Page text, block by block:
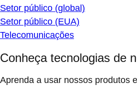
Setor público (global)
Setor público (EUA)
Telecomunicações
Conheça tecnologias de
Aprenda a usar nossos produtos